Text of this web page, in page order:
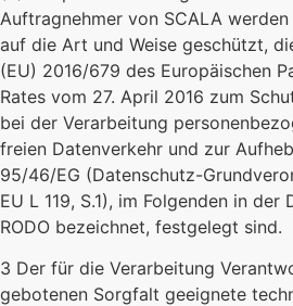
Auftragnehmer von SCALA
auf die Art und Weise geschützt,
(EU) 2016/679 des Europäischen
Rates vom 27. April 2016 zum
bei der Verarbeitung
freien Datenverkehr und zur
95/46/EG (Datenschutz-
EU L 119, S.1), im Folgenden in
RODO bezeichnet, festgelegt sind.
3 Der für die Verarbeitung
gebotenen Sorgfalt geeignete